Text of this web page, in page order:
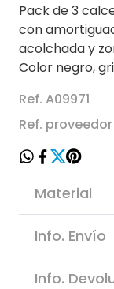
Pack de 3
con
acolchada y
Color negro,
Ref. A09971
Ref. proveedor
Material
Info. Envío
Info.